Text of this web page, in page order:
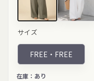
class="product-
variant-
picker__image"
width="200"
height="231"
loading="lazy">
variant-
width="200"
サイズ
FREE・ FREE
在庫： あり